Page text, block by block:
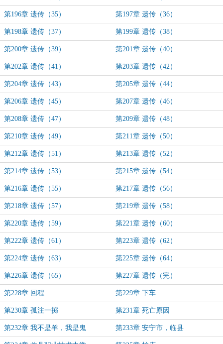
第196章 遗传（35） 第197章 遗传（36）
第198章 遗传（37） 第199章 遗传（38）
第200章 遗传（39） 第201章 遗传（40）
第202章 遗传（41） 第203章 遗传（42）
第204章 遗传（43） 第205章 遗传（44）
第206章 遗传（45） 第207章 遗传（46）
第208章 遗传（47） 第209章 遗传（48）
第210章 遗传（49） 第211章 遗传（50）
第212章 遗传（51） 第213章 遗传（52）
第214章 遗传（53） 第215章 遗传（54）
第216章 遗传（55） 第217章 遗传（56）
第218章 遗传（57） 第219章 遗传（58）
第220章 遗传（59） 第221章 遗传（60）
第222章 遗传（61） 第223章 遗传（62）
第224章 遗传（63） 第225章 遗传（64）
第226章 遗传（65） 第227章 遗传（完）
第228章 回程 第229章 下车
第230章 孤注一掷 第231章 死亡原因
第232章 我不是羊，我是鬼 第233章 安宁市，临县